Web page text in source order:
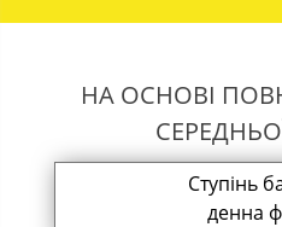
НА ОСНОВІ
Ступінь
денна